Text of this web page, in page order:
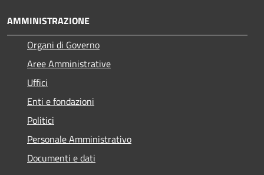
AMMINISTRAZIONE
Organi di Governo
Aree Amministrative
Uffici
Enti e fondazioni
Politici
Personale Amministrativo
Documenti e dati